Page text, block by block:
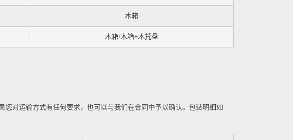
木箱
木箱/木箱+木托盘
对运输方式有任何要求，也可以与我们在合同中予以确认。包装明细如